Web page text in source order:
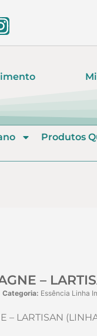
Produtos
–
Categoria: Essência Linha
– LARTISAN